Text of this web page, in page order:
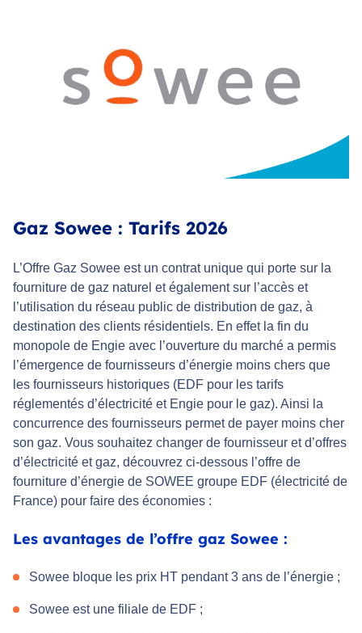
Gaz Sowee : Tarifs 2026
L’Offre Gaz Sowee est un contrat unique qui porte sur la
fourniture de gaz naturel et également sur l’accès et
l’utilisation du réseau public de distribution de gaz, à
destination des clients résidentiels. En effet la fin du
monopole de Engie avec l’ouverture du marché a permis
l’émergence de fournisseurs d’énergie moins chers que
les fournisseurs historiques (EDF pour les tarifs
réglementés d’électricité et Engie pour le gaz). Ainsi la
concurrence des fournisseurs permet de payer moins cher
son gaz. Vous souhaitez changer de fournisseur et d’offres
d’électricité et gaz, découvrez ci-dessous l’offre de
fourniture d’énergie de SOWEE groupe EDF (électricité de
France) pour faire des économies :
Les avantages de l’offre gaz Sowee :
Sowee bloque les prix HT pendant 3 ans de l’énergie ;
Sowee est une filiale de EDF ;